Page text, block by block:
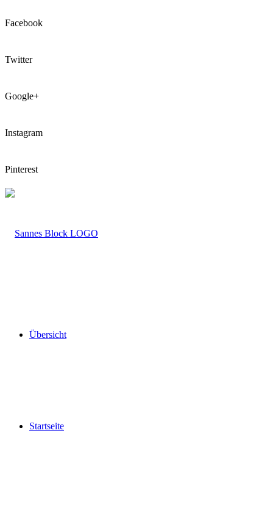
Facebook
Twitter
Google+
Instagram
Pinterest
LOGO
Übersicht
Startseite